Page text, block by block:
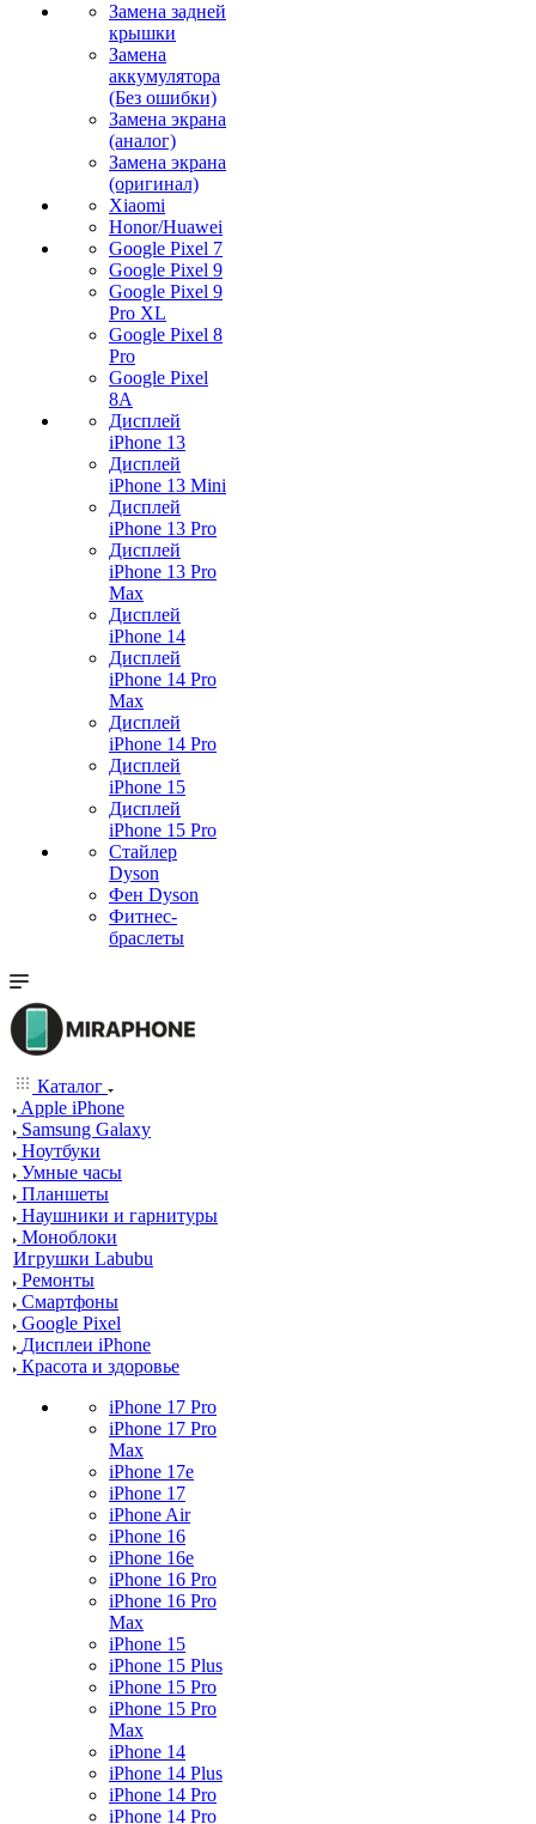
Замена задней
крышки
Замена
аккумулятора
(Без ошибки)
Замена экрана
(аналог)
Замена экрана
(оригинал)
Xiaomi
Honor/Huawei
Google Pixel 7
Google Pixel 9
Google Pixel 9
Pro XL
Google Pixel 8
Pro
Google Pixel
8A
Дисплей
iPhone 13
Дисплей
iPhone 13 Mini
Дисплей
iPhone 13 Pro
Дисплей
iPhone 13 Pro
Max
Дисплей
iPhone 14
Дисплей
iPhone 14 Pro
Max
Дисплей
iPhone 14 Pro
Дисплей
iPhone 15
Дисплей
iPhone 15 Pro
Стайлер
Dyson
Фен Dyson
Фитнес-
браслеты
Каталог
Apple iPhone
Samsung Galaxy
Ноутбуки
Умные часы
Планшеты
Наушники и гарнитуры
Моноблоки
Игрушки Labubu
Ремонты
Смартфоны
Google Pixel
Дисплеи iPhone
Красота и здоровье
iPhone 17 Pro
iPhone 17 Pro
Max
iPhone 17e
iPhone 17
iPhone Air
iPhone 16
iPhone 16e
iPhone 16 Pro
iPhone 16 Pro
Max
iPhone 15
iPhone 15 Plus
iPhone 15 Pro
iPhone 15 Pro
Max
iPhone 14
iPhone 14 Plus
iPhone 14 Pro
iPhone 14 Pro